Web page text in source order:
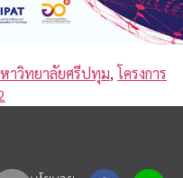
าวิทยาลัยศรีปทุม,โครงการ